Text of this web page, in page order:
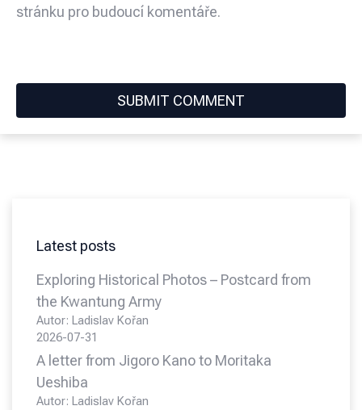
stránku pro budoucí komentáře.
Latest posts
Exploring Historical Photos – Postcard from
the Kwantung Army
Autor: Ladislav Kořan
2026-07-31
A letter from Jigoro Kano to Moritaka
Ueshiba
Autor: Ladislav Kořan